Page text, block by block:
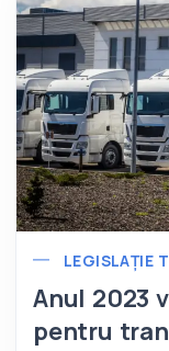
LEGISLAȚIE
Anul 2023
pentru